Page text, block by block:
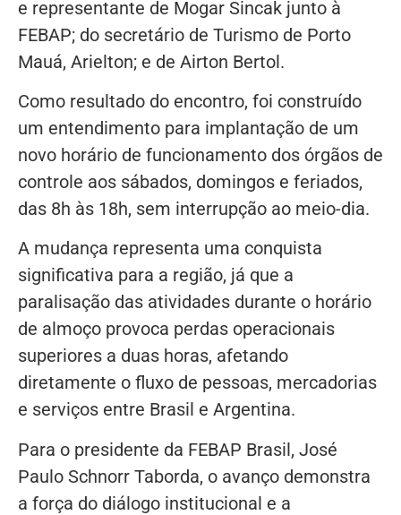
e representante de Mogar Sincak junto à
FEBAP; do secretário de Turismo de Porto
Mauá, Arielton; e de Airton Bertol.
Como resultado do encontro, foi construído
um entendimento para implantação de um
novo horário de funcionamento dos órgãos de
controle aos sábados, domingos e feriados,
das 8h às 18h, sem interrupção ao meio-dia.
A mudança representa uma conquista
significativa para a região, já que a
paralisação das atividades durante o horário
de almoço provoca perdas operacionais
superiores a duas horas, afetando
diretamente o fluxo de pessoas, mercadorias
e serviços entre Brasil e Argentina.
Para o presidente da FEBAP Brasil, José
Paulo Schnorr Taborda, o avanço demonstra
a força do diálogo institucional e a